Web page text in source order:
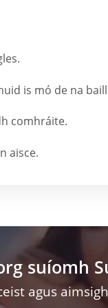
is mó de na
comhráite.
aisce.
suíomh
agus